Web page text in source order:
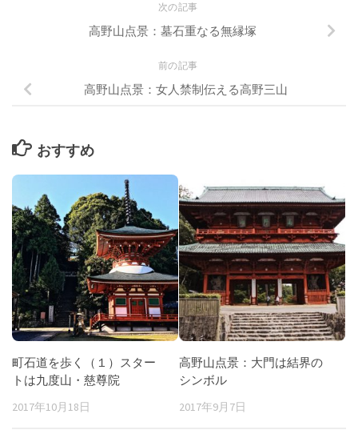
次の記事
高野山点景：墓石重なる無縁塚
前の記事
高野山点景：女人禁制伝える高野三山
おすすめ
町石道を歩く（１）スター
トは九度山・慈尊院
2017年10月18日
高野山点景：大門は結界の
シンボル
2017年9月7日